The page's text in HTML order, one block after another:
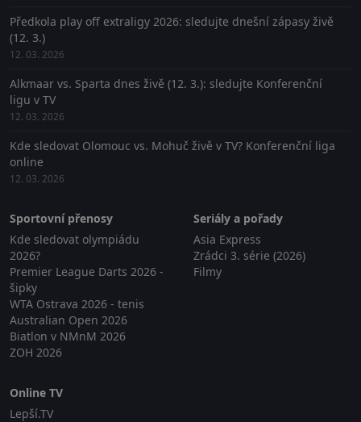
Předkola play off extraligy 2026: sledujte dnešní zápasy živě
(12. 3.)
12. 03. 2026
Alkmaar vs. Sparta dnes živě (12. 3.): sledujte Konferenční
ligu v TV
12. 03. 2026
Kde sledovat Olomouc vs. Mohuč živě v TV? Konferenční liga
online
12. 03. 2026
Sportovní přenosy
Kde sledovat olympiádu
2026?
Premier League Darts 2026 -
šipky
WTA Ostrava 2026 - tenis
Australian Open 2026
Biatlon v NMnM 2026
ZOH 2026
Seriály a pořady
Asia Express
Zrádci 3. série (2026)
Filmy
Online TV
Lepší.TV